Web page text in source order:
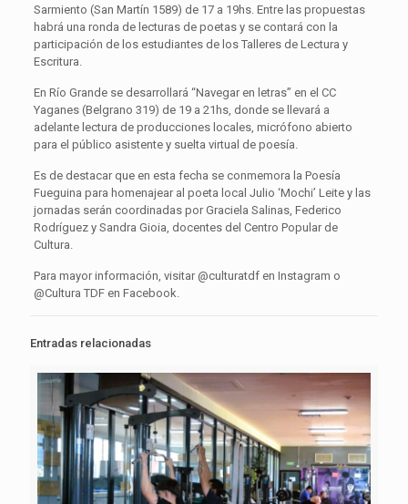
Sarmiento (San Martín 1589) de 17 a 19hs. Entre las propuestas
habrá una ronda de lecturas de poetas y se contará con la
participación de los estudiantes de los Talleres de Lectura y
Escritura.
En Río Grande se desarrollará “Navegar en letras” en el CC
Yaganes (Belgrano 319) de 19 a 21hs, donde se llevará a
adelante lectura de producciones locales, micrófono abierto
para el público asistente y suelta virtual de poesía.
Es de destacar que en esta fecha se conmemora la Poesía
Fueguina para homenajear al poeta local Julio ‘Mochi’ Leite y las
jornadas serán coordinadas por Graciela Salinas, Federico
Rodríguez y Sandra Gioia, docentes del Centro Popular de
Cultura.
Para mayor información, visitar @culturatdf en Instagram o
@Cultura TDF en Facebook.
Entradas relacionadas